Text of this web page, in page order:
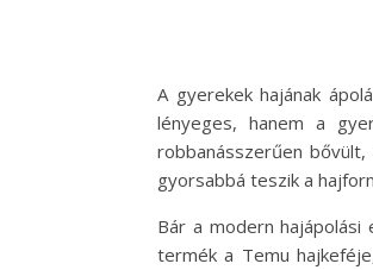
A gyerekek hajának
lényeges, hanem a
robbanásszerűen
gyorsabbá teszik a
Bár a modern hajápolási
termék a Temu